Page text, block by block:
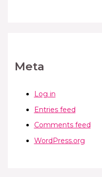
Meta
Log in
Entries feed
Comments feed
WordPress.org